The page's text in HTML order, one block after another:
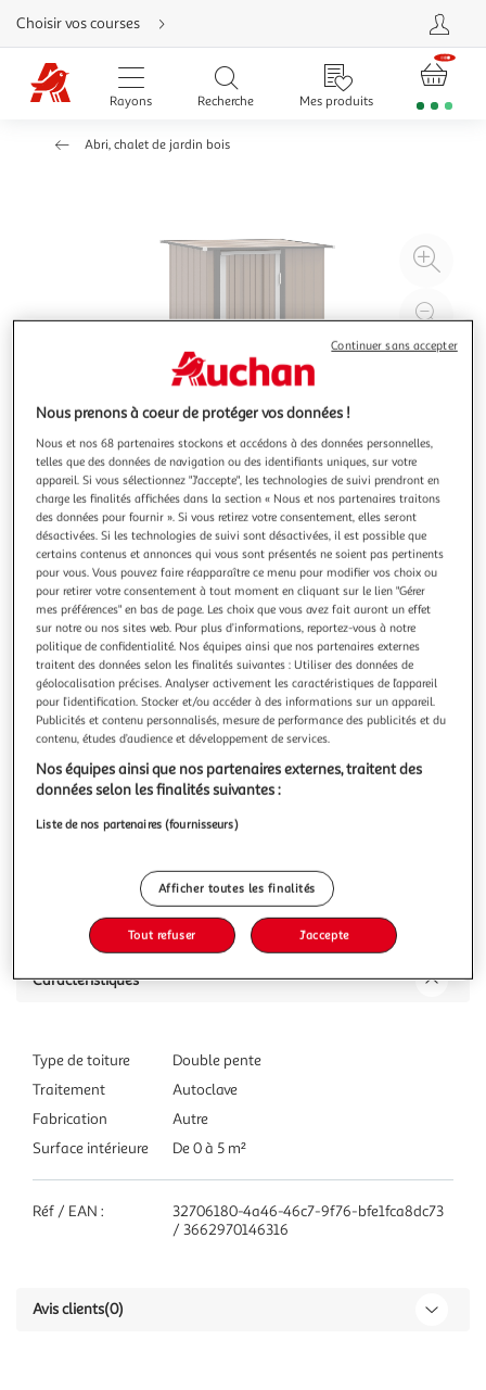
Aller
directement
au
contenu
Aller
directement
Aller
Choisir vos courses
Rayons Recherche Mes produits
Abri, chalet de jardin bois
à
Illustration
précédente
Illustration
suivante
OUTSUNNY
Abri de jardin - remise pour outils - cabanon porte
verrouillable - dim. 142L x 84l x 189H cm - tôle d'acier
marron blanc
Cet abri de jardin 1 porte en tôle d'acier vous sera d'une
grande utilité. Disposant d'une surface de rangement de
1,19 m², vous pourrez y ranger vos outils et équipements de
jardin (pelle, pioche, rateau, sécateur, tondeuse, transat,
etc...).
En savoir +
Vous voulez connaître le prix de ce produit ?
Description
Caractéristiques
Type de toiture
Double pente
Traitement
Autoclave
Fabrication
Autre
Surface intérieure
De 0 à 5 m²
Réf / EAN :
32706180-4a46-46c7-9f76-bfe1fca8dc73
/ 3662970146316
Avis clients(0)
Nous prenons à coeur de protéger vos données !
Nous et nos 68 partenaires stockons et accédons à des données personnelles,
telles que des données de navigation ou des identifiants uniques, sur votre
appareil. Si vous sélectionnez "J'accepte", les technologies de suivi prendront en
charge les finalités affichées dans la section « Nous et nos partenaires traitons
des données pour fournir ». Si vous retirez votre consentement, elles seront
désactivées. Si les technologies de suivi sont désactivées, il est possible que
certains contenus et annonces qui vous sont présentés ne soient pas pertinents
pour vous. Vous pouvez faire réapparaître ce menu pour modifier vos choix ou
pour retirer votre consentement à tout moment en cliquant sur le lien "Gérer
mes préférences" en bas de page. Les choix que vous avez fait auront un effet
sur notre ou nos sites web. Pour plus d’informations, reportez-vous à notre
politique de confidentialité. Nos équipes ainsi que nos partenaires externes
traitent des données selon les finalités suivantes : Utiliser des données de
géolocalisation précises. Analyser activement les caractéristiques de l’appareil
pour l’identification. Stocker et/ou accéder à des informations sur un appareil.
Publicités et contenu personnalisés, mesure de performance des publicités et du
contenu, études d’audience et développement de services.
Nos équipes ainsi que nos partenaires externes, traitent des
données selon les finalités suivantes :
Liste de nos partenaires (fournisseurs)
Afficher toutes les finalités
Tout refuser J'accepte
Continuer sans accepter